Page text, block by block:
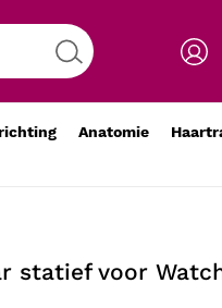
Anatomie
statief voor
-